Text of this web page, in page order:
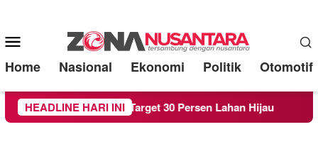
Mobile
Menu
Home Nasional Ekonomi Politik Otomotif
HEADLINE HARI INI
RTH demi Target 30 Persen Lahan Hijau Beredar